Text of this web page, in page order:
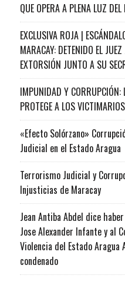
QUE OPERA A PLENA LUZ
EXCLUSIVA ROJA |
MARACAY: DETENIDO EL
EXTORSIÓN JUNTO A SU
IMPUNIDAD Y CORRUPCIÓN:
PROTEGE A LOS
«Efecto Solórzano»
Judicial en el Estado Aragua
Terrorismo Judicial y
Injusticias de Maracay
Jean Antiba Abdel dice
Jose Alexander Infante y al
Violencia del Estado Aragua
condenado